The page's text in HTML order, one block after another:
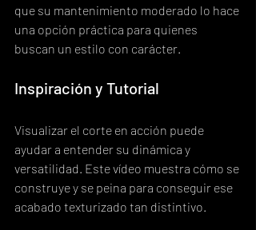
que su mantenimiento moderado lo hace
una opción práctica para quienes
buscan un estilo con carácter.
Inspiración y Tutorial
Visualizar el corte en acción puede
ayudar a entender su dinámica y
versatilidad. Este vídeo muestra cómo se
construye y se peina para conseguir ese
acabado texturizado tan distintivo.